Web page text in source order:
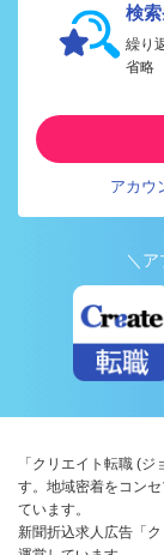
検
繰り
省略
アカウ
＼
「クリエイト転職 (
す。地域密着をコン
ています。
新聞折込求人広告「